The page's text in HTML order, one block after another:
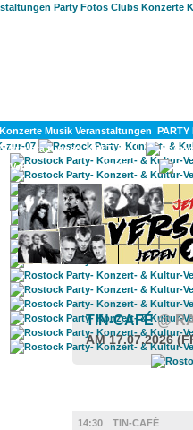
PARTY
KULTUR
DIVERSES
TIN-CAFÉ@
AM 17.07.2026
14:30
TIN-CAFÉ